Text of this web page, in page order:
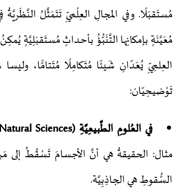
مُعَيَّنَةٍ بإمكانِها التَّنَبُّؤُ بأحداثٍ مُستَقبَلِيَّةٍ
العِلمِيِّ يُعَدّانِ شَيئًا مُتَكامِلًا مُتَتامًّا،
تَوْضيحِيّان:
في العُلومِ الطَّبيعِيَّةِ (Sciences
مثال: الحقيقةُ هي أنَّ الأجسامَ تَسْقُطُ إلى
السُّقوطِ هي الجاذِبِيَّة.